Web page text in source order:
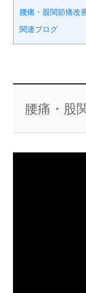
腰痛・股関節痛改
関連ブログ
腰痛・股